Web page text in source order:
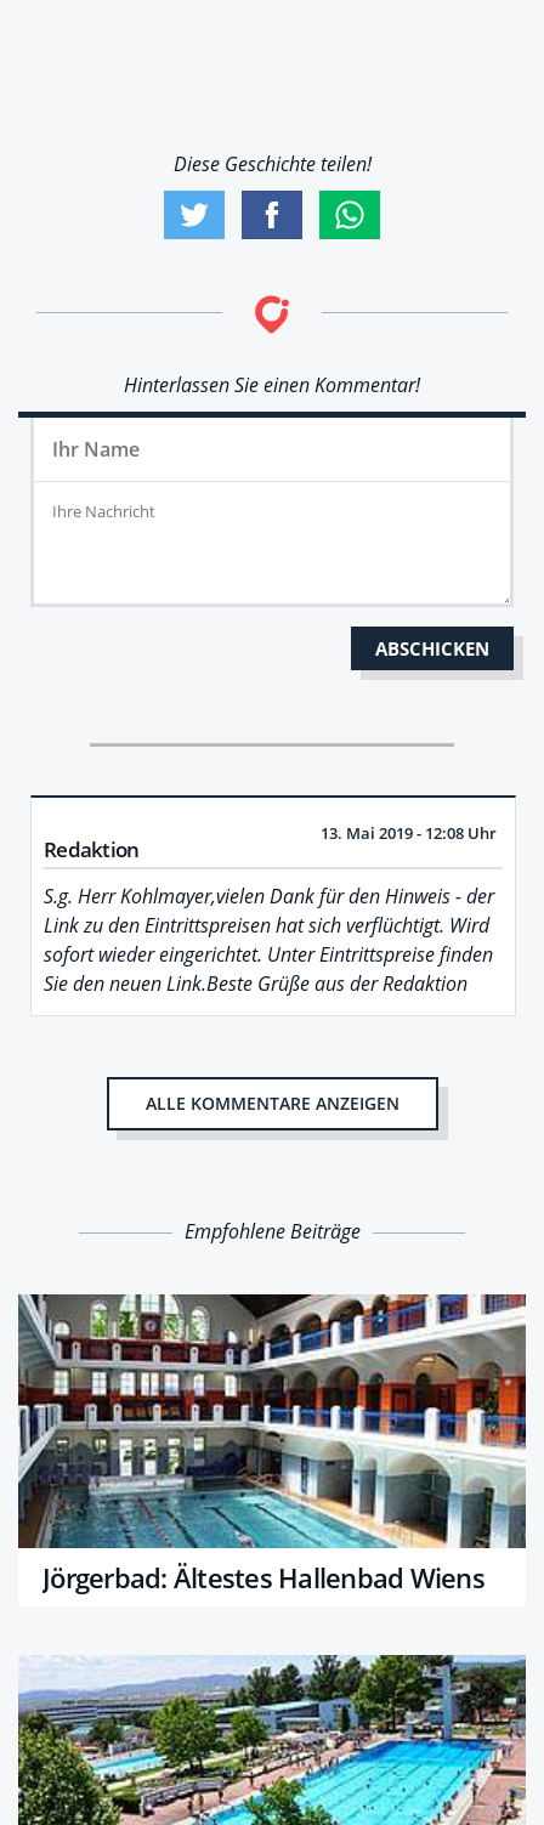
Diese Geschichte teilen!
Hinterlassen Sie einen Kommentar!
Redaktion
13. Mai 2019 - 12:08 Uhr
S.g. Herr Kohlmayer,vielen Dank für den Hinweis - der
Link zu den Eintrittspreisen hat sich verflüchtigt. Wird
sofort wieder eingerichtet. Unter Eintrittspreise finden
Sie den neuen Link.Beste Grüße aus der Redaktion
ALLE KOMMENTARE ANZEIGEN
Empfohlene Beiträge
Jörgerbad: Ältestes Hallenbad Wiens